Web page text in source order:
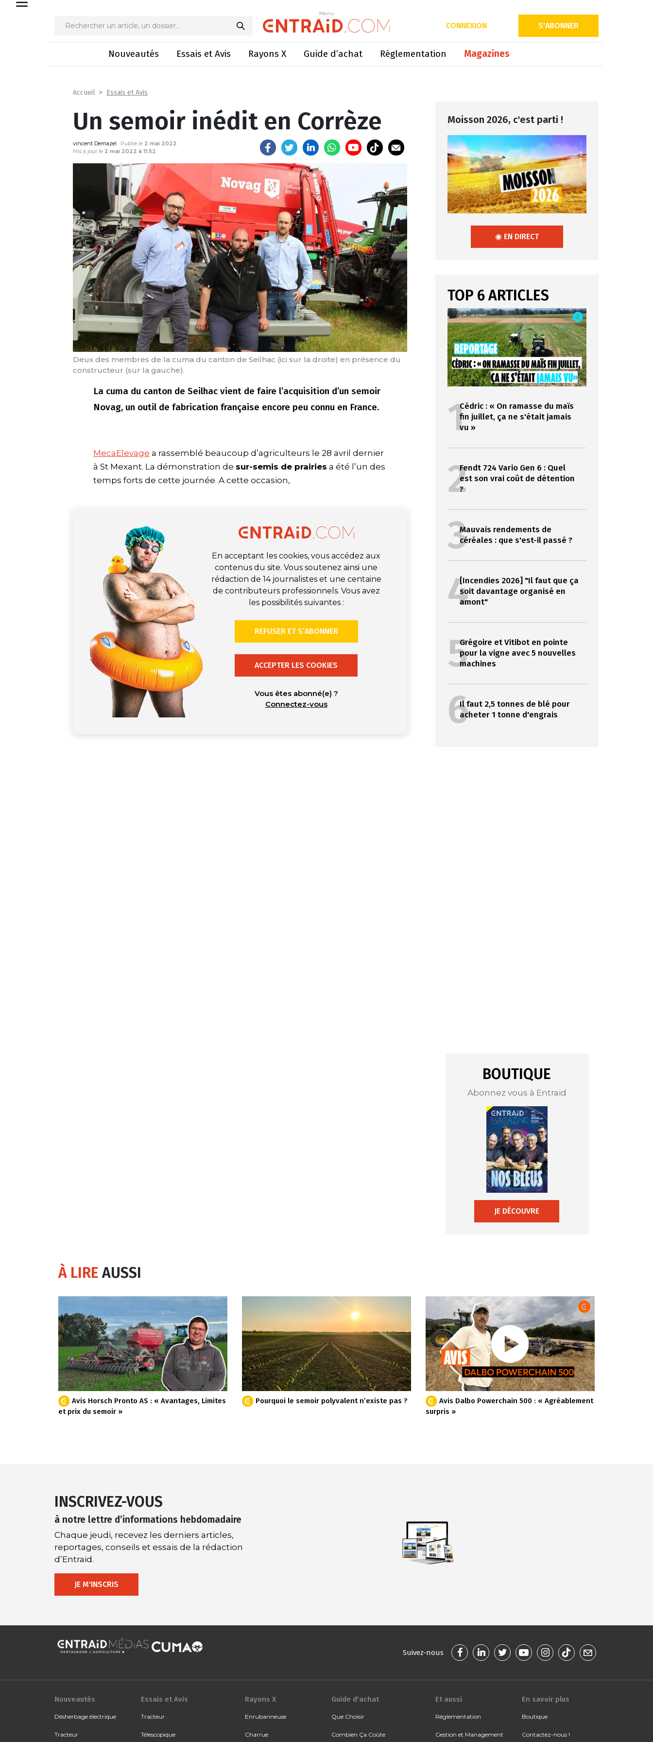
Menu
CONNEXION S'ABONNER
Nouveautés Essais et Avis Rayons X Guide d’achat Réglementation Magazines
Menu
Accueil Essais et Avis
Un semoir inédit en Corrèze
vincent Demazel Publié le 2 mai 2022
Mis à jour le 2 mai 2022 à 11:52
Deux des membres de la cuma du canton de Seilhac (ici sur la droite) en présence du
constructeur (sur la gauche).
La cuma du canton de Seilhac vient de faire l’acquisition d’un semoir
Novag, un outil de fabrication française encore peu connu en France.
MecaElevage a rassemblé beaucoup d’agriculteurs le 28 avril dernier
à St Mexant. La démonstration de sur-semis de prairies a été l’un des
temps forts de cette journée. A cette occasion,
En acceptant les cookies, vous accédez aux
contenus du site. Vous soutenez ainsi une
rédaction de 14 journalistes et une centaine
de contributeurs professionnels. Vous avez
les possibilités suivantes :
REFUSER ET S’ABONNER
ACCEPTER LES COOKIES
Vous êtes abonné(e) ?
Connectez-vous
Moisson 2026, c'est parti !
◉ EN DIRECT
TOP 6 ARTICLES
1Cédric : « On ramasse du maïs
fin juillet, ça ne s'était jamais
vu »
2Fendt 724 Vario Gen 6 : Quel
est son vrai coût de détention
?
3Mauvais rendements de
céréales : que s'est-il passé ?
4[Incendies 2026] "Il faut que ça
soit davantage organisé en
amont"
5Grégoire et Vitibot en pointe
pour la vigne avec 5 nouvelles
machines
6Il faut 2,5 tonnes de blé pour
acheter 1 tonne d'engrais
BOUTIQUE
Abonnez vous à Entraid
JE DÉCOUVRE
À LIREAUSSI
Avis Horsch Pronto AS : « Avantages, Limites
et prix du semoir »
Pourquoi le semoir polyvalent n’existe pas ?
Avis Dalbo Powerchain 500 : « Agréablement
surpris »
INSCRIVEZ-VOUS
à notre lettre d’informations hebdomadaire
Chaque jeudi, recevez les derniers articles,
reportages, conseils et essais de la rédaction
d’Entraid.
JE M'INSCRIS
Suivez-nous
Nouveautés
Désherbage électrique
Tracteur
Essais et Avis
Tracteur
Télescopique
Rayons X
Enrubanneuse
Charrue
Guide d'achat
Que Choisir
Combien Ça Coûte
Et aussi
Réglementation
Gestion et Management
En savoir plus
Boutique
Contactez-nous !